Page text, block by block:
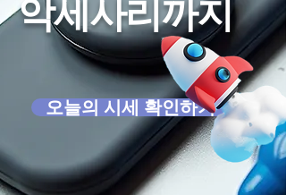
​악세사리까지
오늘의 시세 확인하기